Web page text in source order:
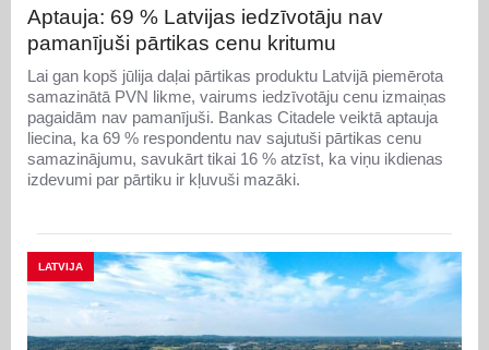
Aptauja: 69 % Latvijas iedzīvotāju nav
pamanījuši pārtikas cenu kritumu
Lai gan kopš jūlija daļai pārtikas produktu Latvijā piemērota
samazinātā PVN likme, vairums iedzīvotāju cenu izmaiņas
pagaidām nav pamanījuši. Bankas Citadele veiktā aptauja
liecina, ka 69 % respondentu nav sajutuši pārtikas cenu
samazinājumu, savukārt tikai 16 % atzīst, ka viņu ikdienas
izdevumi par pārtiku ir kļuvuši mazāki.
LATVIJA